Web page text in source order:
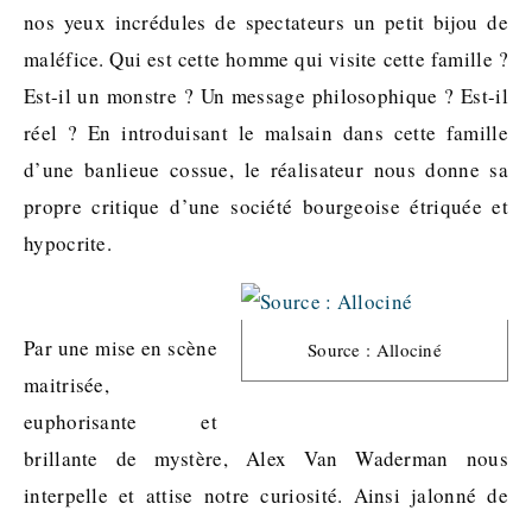
nos yeux incrédules de spectateurs un petit bijou de
maléfice. Qui est cette homme qui visite cette famille ?
Est-il un monstre ? Un message philosophique ? Est-il
réel ? En introduisant le malsain dans cette famille
d’une banlieue cossue, le réalisateur nous donne sa
propre critique d’une société bourgeoise étriquée et
hypocrite.
Source : Allociné
Par une mise en scène
maitrisée,
euphorisante et
brillante de mystère, Alex Van Waderman nous
interpelle et attise notre curiosité. Ainsi jalonné de